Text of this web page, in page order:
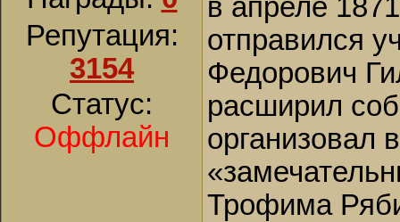
Репутация:
3154
Статус:
Оффлайн
в апреле
отправился
Федорович
расширил
организовал
Трофима